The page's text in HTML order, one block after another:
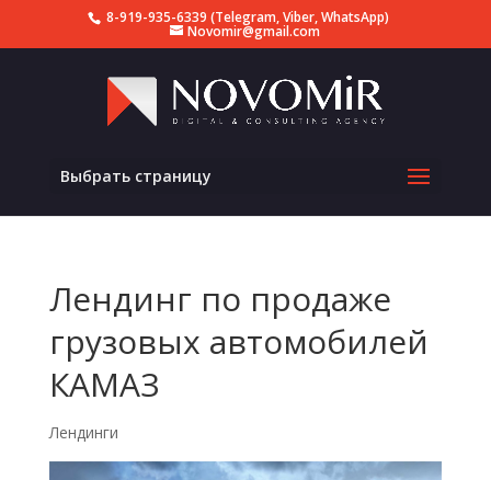
8-919-935-6339 (Telegram, Viber, WhatsApp)
Novomir@gmail.com
Выбрать страницу
Лендинг по продаже
грузовых автомобилей
КАМАЗ
Лендинги